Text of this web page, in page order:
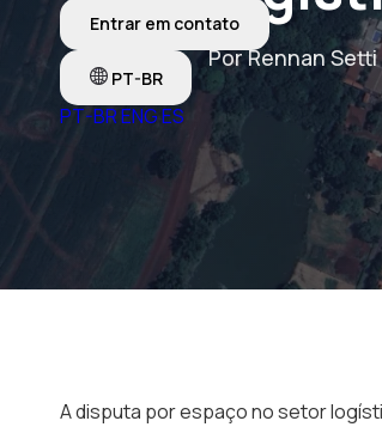
Entrar em contato
PT-BR
PT-BRENGES
Por Rennan Setti
A disputa por espaço no setor